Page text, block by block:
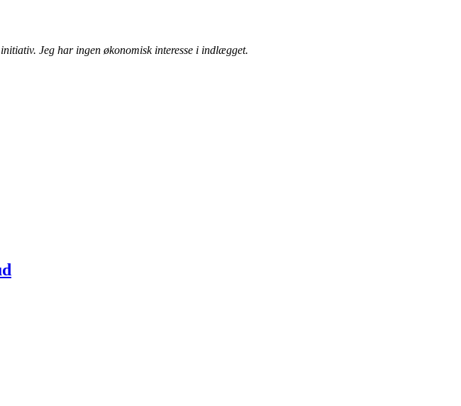
Jeg har ingen økonomisk interesse i indlægget.